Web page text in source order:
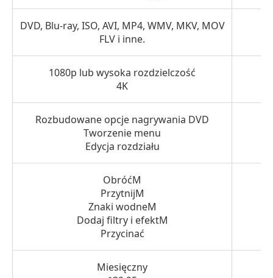
DVD, Blu-ray, ISO, AVI, MP4, WMV, MKV, MOV
FLV i inne.
1080p lub wysoka rozdzielczość
4K
Rozbudowane opcje nagrywania DVD
Tworzenie menu
Edycja rozdziału
ObróćM
PrzytnijM
Znaki wodneM
Dodaj filtry i efektM
Przycinać
Miesięczny